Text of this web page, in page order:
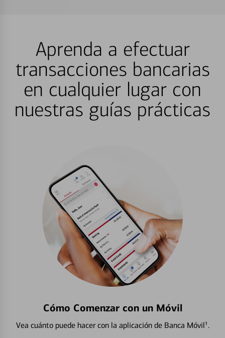
Aprenda a efectuar
transacciones bancarias
en cualquier lugar con
nuestras guías prácticas
Cómo Comenzar con un Móvil
Vea cuánto puede hacer con la aplicación de Banca Móvil¹.